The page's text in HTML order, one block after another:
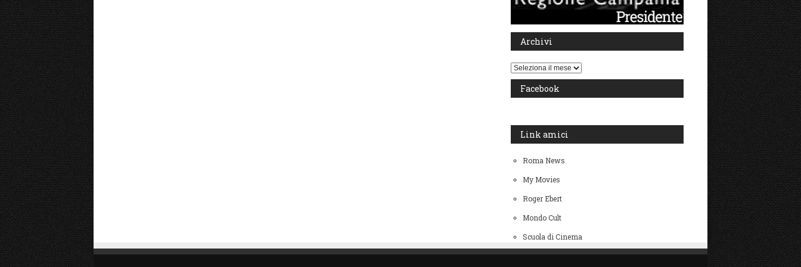
Archivi
Archivi
Facebook
Link amici
Roma News
My Movies
Roger Ebert
Mondo Cult
Scuola di Cinema